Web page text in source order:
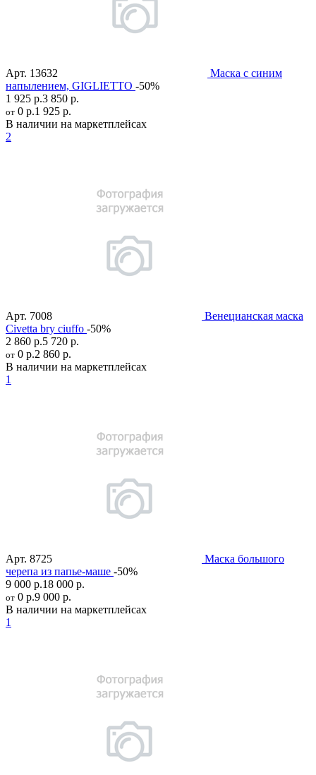
Арт. 13632
Маска с синим
напылением, GIGLIETTO -50%
1 925 р.3 850 р.
от 0 р.1 925 р.
В наличии на маркетплейсах
2
Арт. 7008
Венецианская маска
Civetta bry ciuffo -50%
2 860 р.5 720 р.
от 0 р.2 860 р.
В наличии на маркетплейсах
1
Арт. 8725
Маска большого
черепа из папье-маше -50%
9 000 р.18 000 р.
от 0 р.9 000 р.
В наличии на маркетплейсах
1